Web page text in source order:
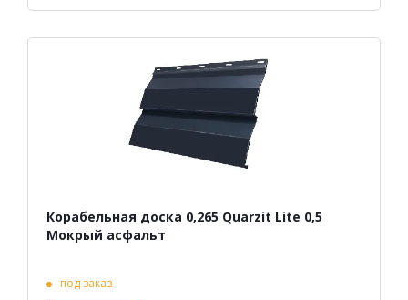
Корабельная доска 0,265 Quarzit Lite 0,5
Мокрый асфальт
под заказ